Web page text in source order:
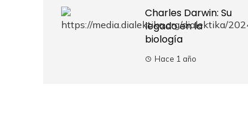
Charles Darwin: Su
legado en la
biología
Hace 1 año